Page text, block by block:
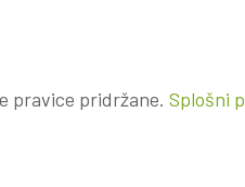
pravice pridržane. Splošni